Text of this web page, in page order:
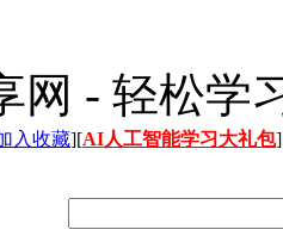
网 - 轻松学
入收藏][AI人工智能学习大礼包]